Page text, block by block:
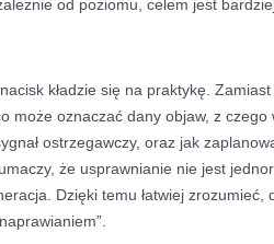
od poziomu, celem jest
kładzie się na praktykę.
może oznaczać dany objaw, z czego
ostrzegawczy, oraz jak
że usprawnianie nie jest
Dzięki temu łatwiej zrozumieć,